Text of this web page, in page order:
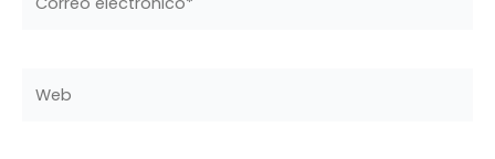
electrónico*